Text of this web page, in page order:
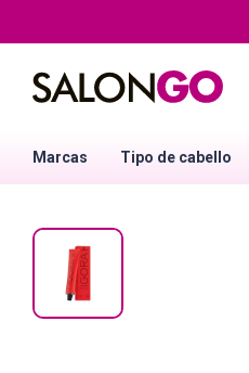
Marcas Tipo de cabello